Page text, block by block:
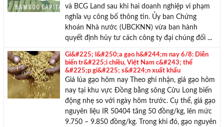
và BCG Land sau khi hai doanh nghiệp vi phạm
nghĩa vụ công bố thông tin. Ủy ban Chứng
khoán Nhà nước (UBCKNN) vừa ban hành
quyết định hủy tư cách công ty đại chúng đối ...
Gi&#225; l&#250;a gạo h&#244;m nay 6/8: Diễn
biến tr&#225;i chiều, Việt Nam c&#243; thể
&#225;p gi&#225; s&#224;n xuất khẩu
Giá lúa gạo hôm nay Theo ghi nhận, giá gạo hôm
nay tại khu vực Đồng bằng sông Cửu Long biến
động nhẹ so với ngày hôm trước. Cụ thể, giá gạo
nguyên liệu IR 50404 tăng 50 đồng/kg, lên mức
9.750 – 9.850 đồng/kg. Trong khi đó, gạo nguyên